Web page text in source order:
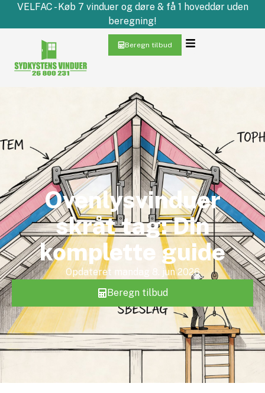
VELFAC - Køb 7 vinduer og døre & få 1 hoveddør uden
beregning!
Beregn tilbud
Ovenlysvinduer
skråt tag: Din
komplette guide
Opdateret mandag 8. jun 2026
Beregn tilbud